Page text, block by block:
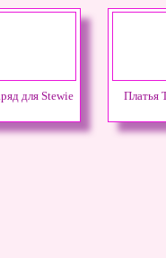
для Stewie Платья